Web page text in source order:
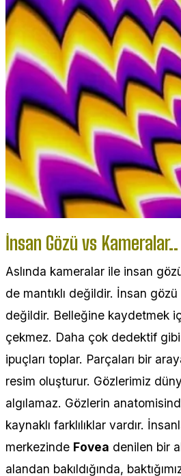
İnsan Gözü vs Kameralar..
Aslında kameralar ile insan
de mantıklı değildir. İnsan
değildir. Belleğine kaydetmek
çekmez. Daha çok dedektif
ipuçları toplar. Parçaları bir
resim oluşturur. Gözlerimiz
algılamaz. Gözlerin
kaynaklı farklılıklar vardır.
merkezinde Fovea denilen bir
alandan bakıldığında,